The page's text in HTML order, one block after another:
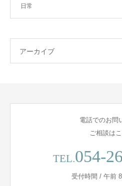
日常
アーカイブ
電話でのお問
ご相談は
TEL.054-
受付時間 / 午前